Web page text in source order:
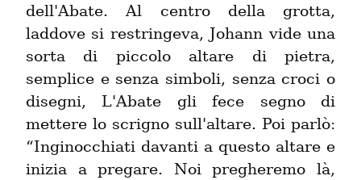
dell'Abate. Al centro della grotta,
laddove si restringeva, Johann vide una
sorta di piccolo altare di pietra,
semplice e senza simboli, senza croci o
disegni, L'Abate gli fece segno di
mettere lo scrigno sull'altare. Poi parlò:
“Inginocchiati davanti a questo altare e
inizia a pregare. Noi pregheremo là,